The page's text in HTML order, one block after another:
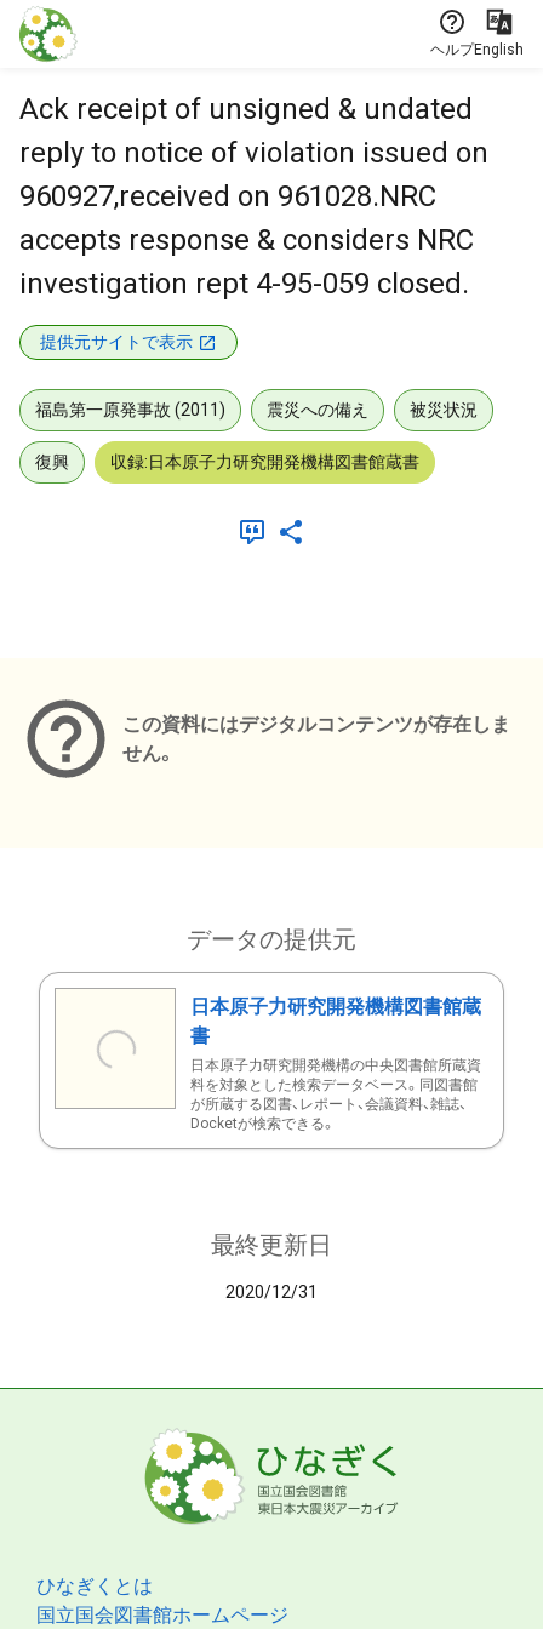
本文に飛ぶ
ヘルプEnglish
Ack receipt of unsigned & undated
reply to notice of violation issued on
960927,received on 961028.NRC
accepts response & considers NRC
investigation rept 4-95-059 closed.
提供元サイトで表示
福島第一原発事故 (2011) 震災への備え 被災状況
復興 収録:日本原子力研究開発機構図書館蔵書
この資料にはデジタルコンテンツが存在しま
せん。
データの提供元
日本原子力研究開発機構図書館蔵
書
日本原子力研究開発機構の中央図書館所蔵資
料を対象とした検索データベース。同図書館
が所蔵する図書、レポート、会議資料、雑誌、
Docketが検索できる。
最終更新日
2020/12/31
ひなぎくとは
国立国会図書館ホームページ